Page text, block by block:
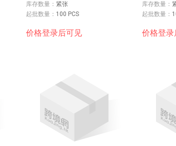
库存数量： 紧张
起批数量： 100 PCS
价格登录后可见
库存数量：
起批数量：
价格登录